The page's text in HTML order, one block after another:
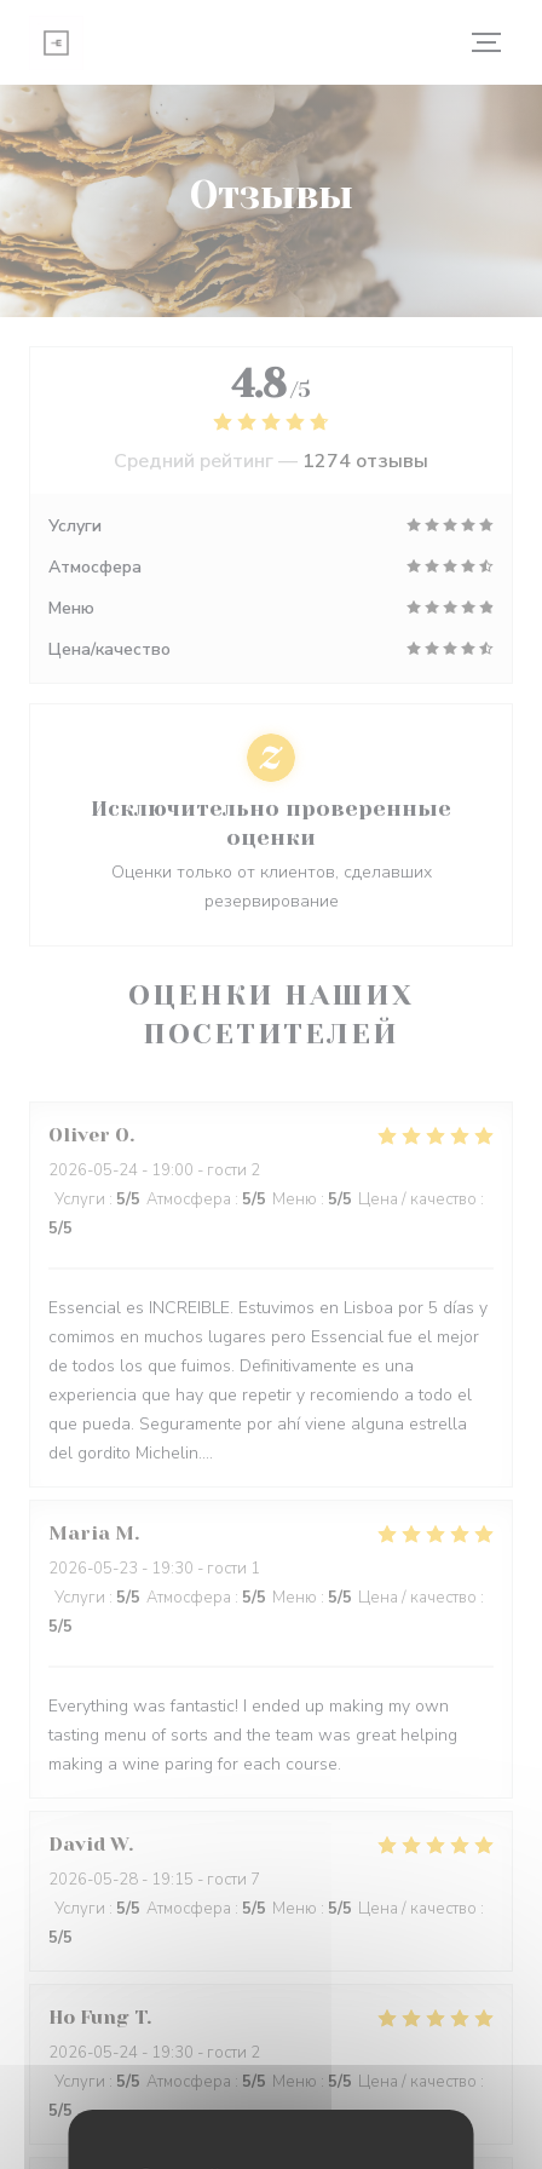
Отзывы
ОЦЕНКИ НАШИХ
ПОСЕТИТЕЛЕЙ
Oliver O
2026-05-24 - 19:00 - гости 2
Услуги : 5/5 Атмосфера : 5/5 Меню : 5/5 Цена / качество :
5/5
Essencial es INCREIBLE. Estuvimos en Lisboa por 5 días y
comimos en muchos lugares pero Essencial fue el mejor
de todos los que fuimos. Definitivamente es una
experiencia que hay que repetir y recomiendo a todo el
que pueda. Seguramente por ahí viene alguna estrella
del gordito Michelin....
Maria M
2026-05-23 - 19:30 - гости 1
Услуги : 5/5 Атмосфера : 5/5 Меню : 5/5 Цена / качество :
5/5
Everything was fantastic! I ended up making my own
tasting menu of sorts and the team was great helping
making a wine paring for each course.
David W
2026-05-28 - 19:15 - гости 7
Услуги : 5/5 Атмосфера : 5/5 Меню : 5/5 Цена / качество :
5/5
Ho Fung T
2026-05-24 - 19:30 - гости 2
Услуги : 5/5 Атмосфера : 5/5 Меню : 5/5 Цена / качество :
5/5
4.8 /5
Средний рейтинг — 1274 отзывы
Услуги
Атмосфера
Меню
Цена/качество
Исключительно проверенные
оценки
Оценки только от клиентов, сделавших
резервирование